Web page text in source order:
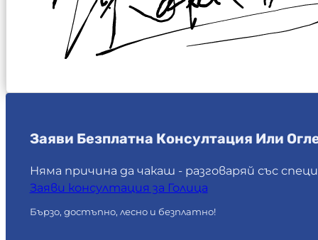
Заяви Безплатна Консултация Или
Няма причина да чакаш - разговаряй със
Заяви консултация за Голица
Бързо, достъпно, лесно и безплатно!